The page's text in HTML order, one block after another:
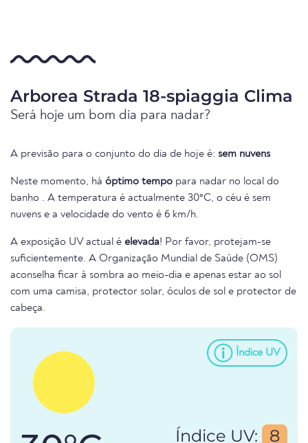
Arborea Strada 18-spiaggia Clima
Será hoje um bom dia para nadar?
A previsão para o conjunto do dia de hoje é: sem nuvens
Neste momento, há óptimo tempo para nadar no local do
banho . A temperatura é actualmente 30°C, o céu é sem
nuvens e a velocidade do vento é 6 km/h.
A exposição UV actual é elevada! Por favor, protejam-se
suficientemente. A Organização Mundial de Saúde (OMS)
aconselha ficar à sombra ao meio-dia e apenas estar ao sol
com uma camisa, protector solar, óculos de sol e protector de
cabeça.
Índice UV
Índice UV: 8